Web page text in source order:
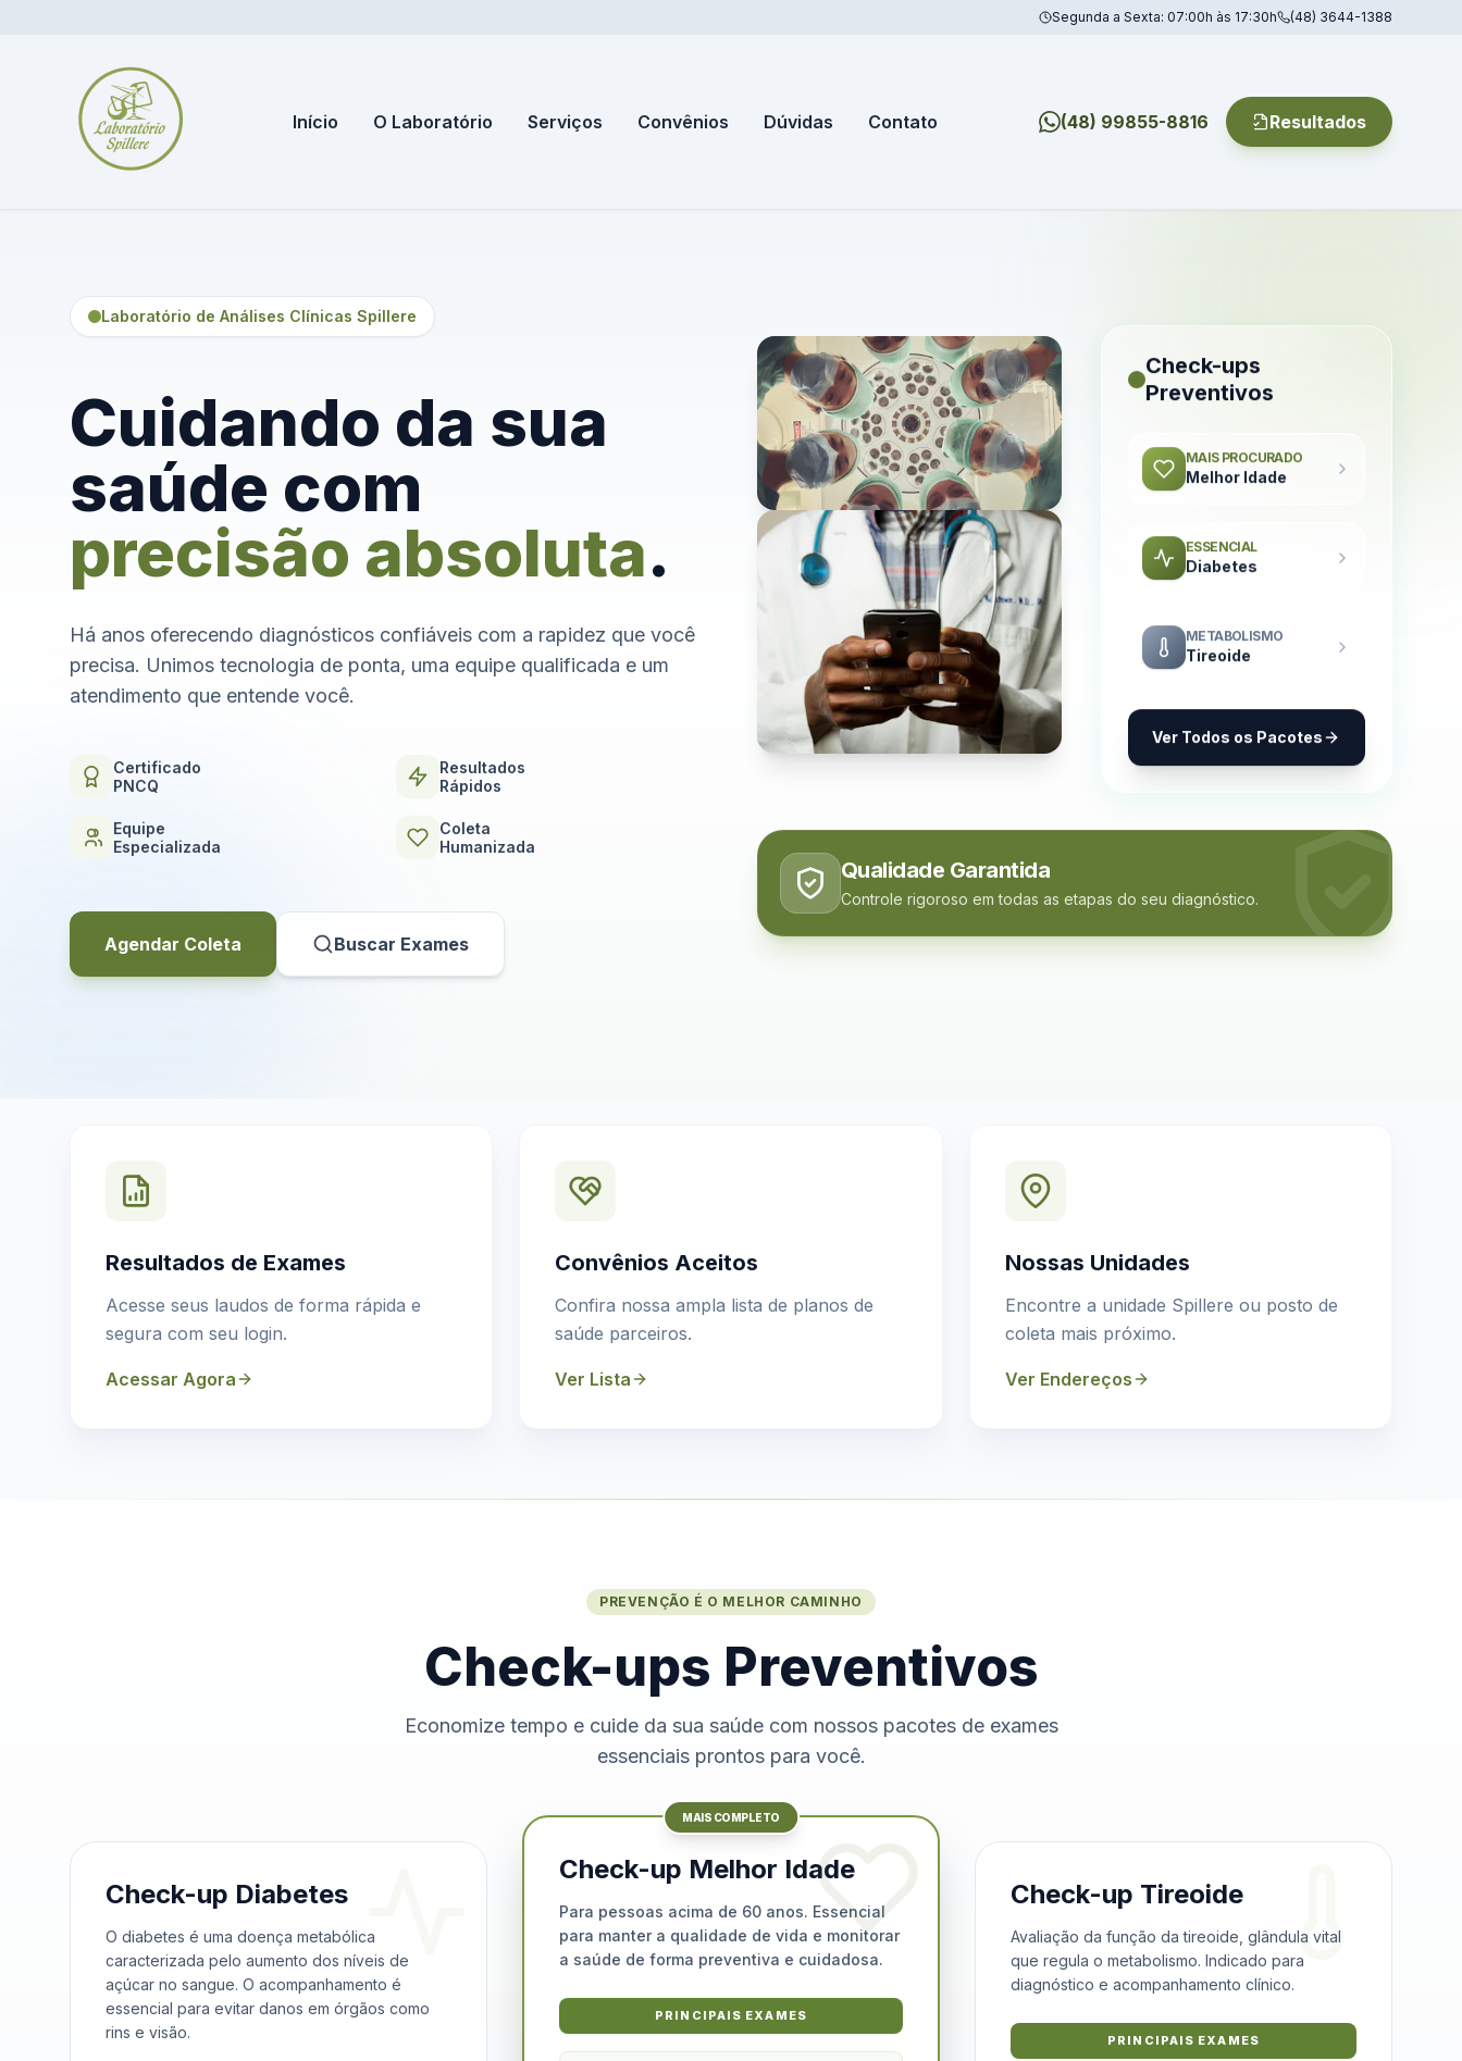
Segunda a Sexta: 07:00h às 17:30h (48) 3644-1388
Início O Laboratório Serviços Convênios Dúvidas Contato (48) 99855-8816 Resultados
Laboratório de Análises Clínicas Spillere
Cuidando da sua
saúde com
precisão absoluta.
Há anos oferecendo diagnósticos confiáveis com a rapidez que você
precisa. Unimos tecnologia de ponta, uma equipe qualificada e um
atendimento que entende você.
Certificado
PNCQ
Resultados
Rápidos
Equipe
Especializada
Coleta
Humanizada
Agendar Coleta Buscar Exames
Check-ups
Preventivos
MAIS PROCURADO
Melhor Idade
ESSENCIAL
Diabetes
METABOLISMO
Tireoide
Ver Todos os Pacotes
Qualidade Garantida
Controle rigoroso em todas as etapas do seu diagnóstico.
Resultados de Exames
Acesse seus laudos de forma rápida e
segura com seu login.
Acessar Agora
Convênios Aceitos
Confira nossa ampla lista de planos de
saúde parceiros.
Ver Lista
Nossas Unidades
Encontre a unidade Spillere ou posto de
coleta mais próximo.
Ver Endereços
PREVENÇÃO É O MELHOR CAMINHO
Check-ups Preventivos
Economize tempo e cuide da sua saúde com nossos pacotes de exames
essenciais prontos para você.
Check-up Diabetes
O diabetes é uma doença metabólica
caracterizada pelo aumento dos níveis de
açúcar no sangue. O acompanhamento é
essencial para evitar danos em órgãos como
rins e visão.
MAIS COMPLETO
Check-up Melhor Idade
Para pessoas acima de 60 anos. Essencial
para manter a qualidade de vida e monitorar
a saúde de forma preventiva e cuidadosa.
PRINCIPAIS EXAMES
Check-up Tireoide
Avaliação da função da tireoide, glândula vital
que regula o metabolismo. Indicado para
diagnóstico e acompanhamento clínico.
PRINCIPAIS EXAMES